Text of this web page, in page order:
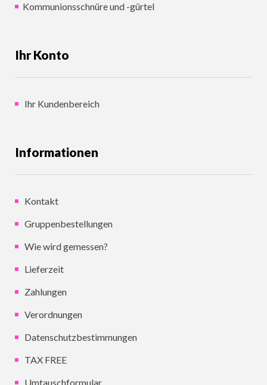
Kommunionsschnüre und -gürtel
Ihr Konto
Ihr Kundenbereich
Informationen
Kontakt
Gruppenbestellungen
Wie wird gemessen?
Lieferzeit
Zahlungen
Verordnungen
Datenschutzbestimmungen
TAX FREE
Umtauschformular